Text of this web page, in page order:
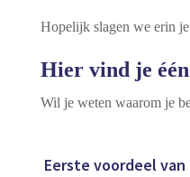
Hopelijk slagen we erin
Hier vind je één
Wil je weten waarom
Eerste voordeel